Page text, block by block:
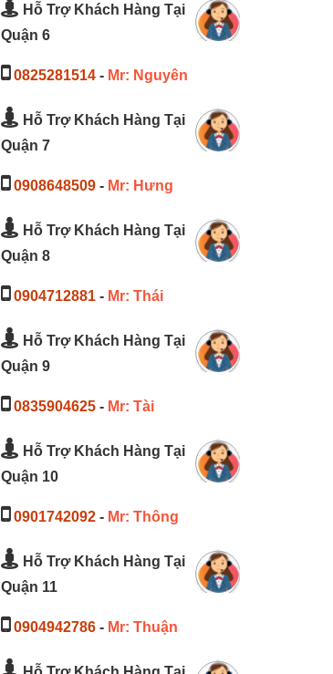
Hỗ Trợ Khách Hàng Tại
Quận 6
0825281514- Mr: Nguyên
Hỗ Trợ Khách Hàng Tại
Quận 7
0908648509- Mr: Hưng
Hỗ Trợ Khách Hàng Tại
Quận 8
0904712881- Mr: Thái
Hỗ Trợ Khách Hàng Tại
Quận 9
0835904625- Mr: Tài
Hỗ Trợ Khách Hàng Tại
Quận 10
0901742092- Mr: Thông
Hỗ Trợ Khách Hàng Tại
Quận 11
0904942786- Mr: Thuận